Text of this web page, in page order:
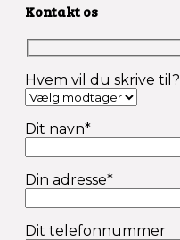
Kontakt os
Hvem vil du skrive til?
Dit navn*
Din adresse*
Dit telefonnummer